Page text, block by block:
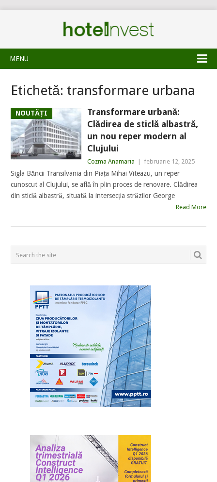
MENU
Etichetă: transformare urbana
NOUTĂȚI
Transformare urbană:
Clădirea de sticlă albastră,
un nou reper modern al
Clujului
Cozma Anamaria februarie 12, 2025
Sigla Băncii Transilvania din Piața Mihai Viteazu, un reper
cunoscut al Clujului, se află în plin proces de renovare. Clădirea
din sticlă albastră, situată la intersecția străzilor George
Read More
POSTS
NAVIGATION